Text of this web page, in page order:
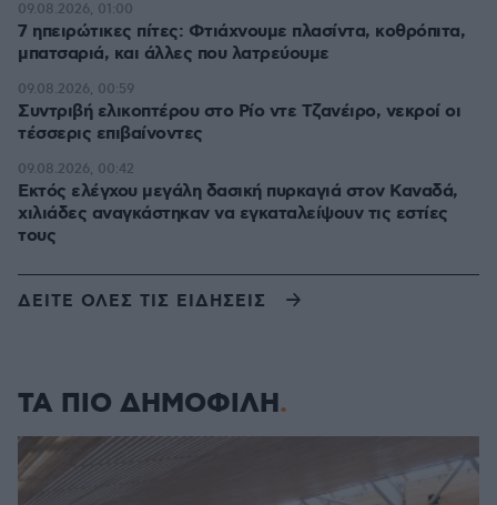
7 ηπειρώτικες πίτες: Φτιάχνουμε πλασίντα, κοθρόπιτα,
μπατσαριά, και άλλες που λατρεύουμε
09.08.2026, 01:00
Συντριβή ελικοπτέρου στο Ρίο ντε Τζανέιρο, νεκροί οι
τέσσερις επιβαίνοντες
09.08.2026, 00:59
Εκτός ελέγχου μεγάλη δασική πυρκαγιά στον Καναδά,
χιλιάδες αναγκάστηκαν να εγκαταλείψουν τις εστίες
τους
09.08.2026, 00:42
ΔΕΙΤΕ ΟΛΕΣ ΤΙΣ ΕΙΔΗΣΕΙΣ
ΤΑ ΠΙΟ ΔΗΜΟΦΙΛΗ